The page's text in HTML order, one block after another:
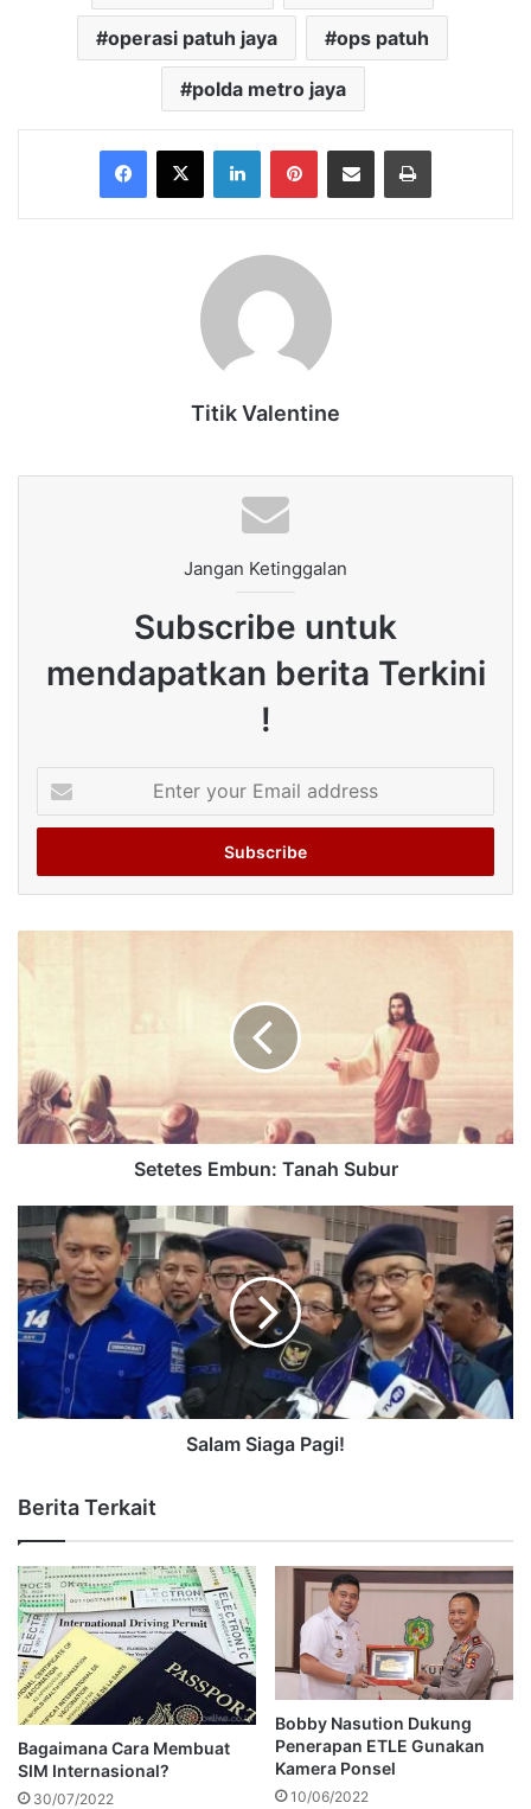
operasi patuh jaya ops patuh
polda metro jaya
Facebook
X LinkedInPinterestShare via Email Print
Titik Valentine
Jangan Ketinggalan
Subscribe untuk
mendapatkan berita Terkini
!
your
Email
Setetes Embun: Tanah Subur
Salam Siaga Pagi!
Berita Terkait
Bagaimana Cara Membuat
SIM Internasional?
30/07/2022
Bobby Nasution Dukung
Penerapan ETLE Gunakan
Kamera Ponsel
10/06/2022